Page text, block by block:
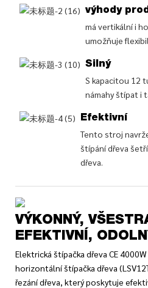
výhody
má vertikální i
umožňuje
Silný
S kapacitou 12
námahy štípat i
Efektivní
Tento stroj
štípání dřeva
dřeva.
VÝKONNÝ,
EFEKTIVNÍ,
Elektrická štípačka dřeva CE
horizontální štípačka dřeva
řezání dřeva, který poskytuje